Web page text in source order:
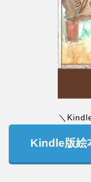
＼
Kindle版絵